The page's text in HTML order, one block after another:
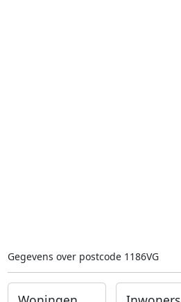
Gegevens over postcode 1186VG